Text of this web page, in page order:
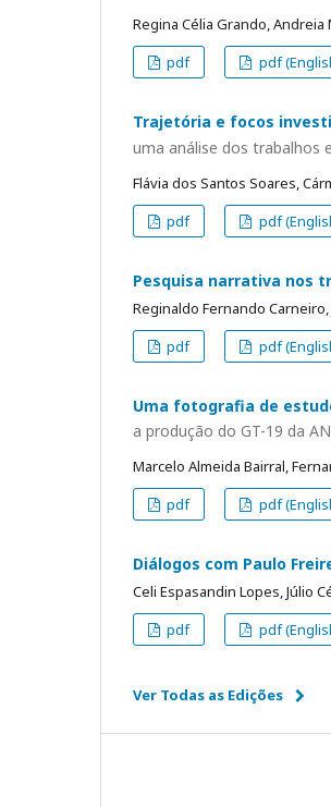
Regina Célia Grando,
pdf
pdf
Trajetória e focos
uma análise dos trabalhos
Flávia dos Santos Soares,
pdf
pdf
Pesquisa narrativa nos
Reginaldo Fernando Carneiro,
pdf
pdf
Uma fotografia de
a produção do GT-19 da
Marcelo Almeida Bairral,
pdf
pdf
Diálogos com Paulo
Celi Espasandin Lopes, Júlio
pdf
pdf
Ver Todas as Edições